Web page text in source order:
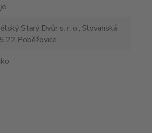
Starý Dvůr s. r. o., Slovanská
22 Poběžovice